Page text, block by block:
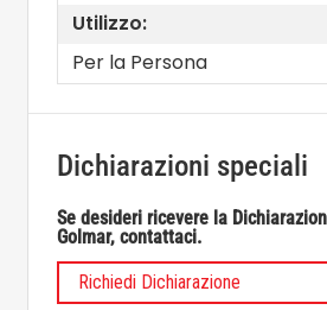
Utilizzo:
Per la Persona
Dichiarazioni speciali
Se desideri ricevere la
Golmar, contattaci.
Richiedi Dichiarazione